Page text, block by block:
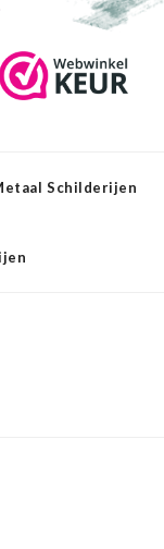
Schilderijen